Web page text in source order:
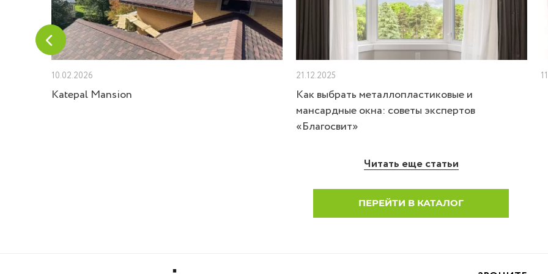
10.02.2026
Katepal Mansion
21.12.2025
Как выбрать металлопластиковые и
мансардные окна: советы экспертов
«Благосвит»
Читать еще статьи
ПЕРЕЙТИ В КАТАЛОГ